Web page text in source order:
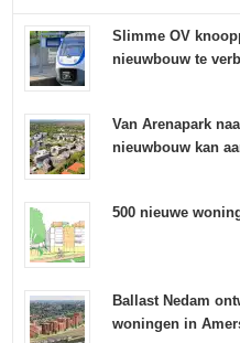
Slimme OV
nieuwbouw te
Van Arenapark
nieuwbouw kan
500 nieuwe
Ballast Nedam
woningen in